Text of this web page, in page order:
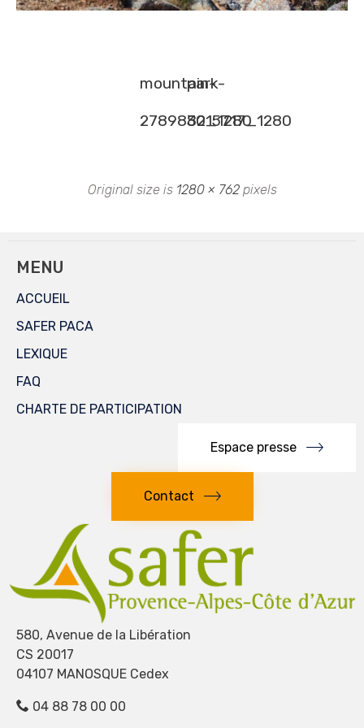
mountain-
2789882_1280
park-
3015717_1280
Original size is 1280 × 762pixels
MENU
ACCUEIL
SAFER PACA
LEXIQUE
FAQ
CHARTE DE PARTICIPATION
Espace presse
Contact
580, Avenue de la Libération
CS 20017
04107 MANOSQUE Cedex
04 88 78 00 00